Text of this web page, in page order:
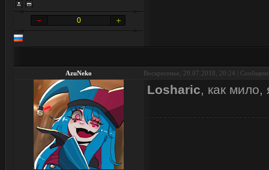
0
AzuNeko Воскресенье, 29.07.2018, 20:24 |
Losharic, как мило,